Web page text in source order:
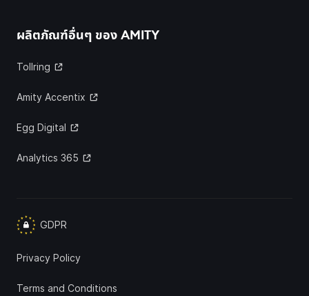
ผลิตภัณฑ์อื่นๆ ของ AMITY
Tollring
Amity Accentix
Egg Digital
Analytics 365
GDPR
Privacy Policy
Terms and Conditions